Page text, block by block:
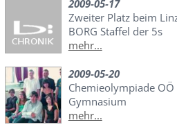
2009-05-17
Zweiter Platz beim
BORG Staffel der 5s
mehr...
2009-05-20
Chemieolympiade
Gymnasium
mehr...